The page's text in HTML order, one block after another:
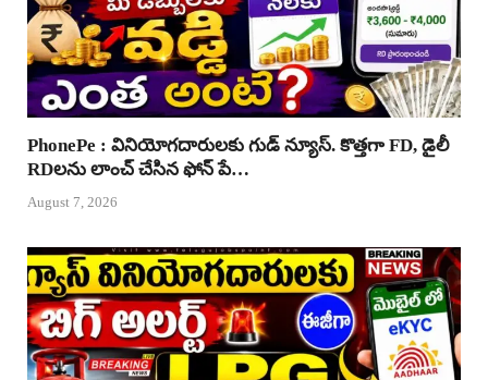
PhonePe : వినియోగదారులకు గుడ్ న్యూస్. కొత్తగా FD, డైలీ
RDలను లాంచ్ చేసిన ఫోన్ పే…
August 7, 2026